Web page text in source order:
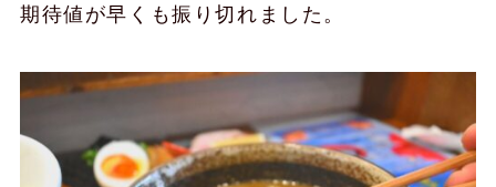
期待値が早くも振り切れました。